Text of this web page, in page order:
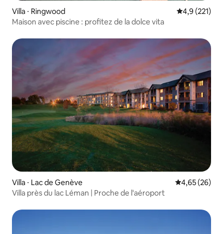
Villa ⋅ Ringwood Évaluation
4,9 (221)
Maison avec piscine : profitez de la dolce vita
Villa ⋅ Lac de Genève Évaluation
4,65 (26)
Villa près du lac Léman | Proche de l'aéroport